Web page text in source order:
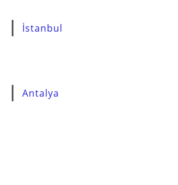
İstanbul
Antalya